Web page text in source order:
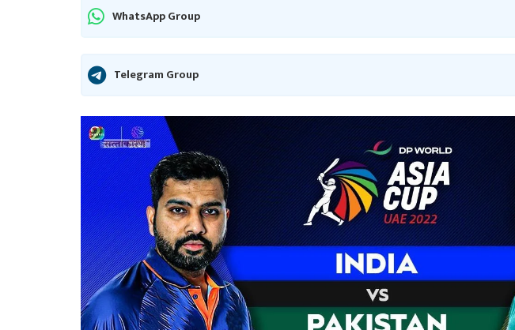
WhatsApp Group
Telegram Group